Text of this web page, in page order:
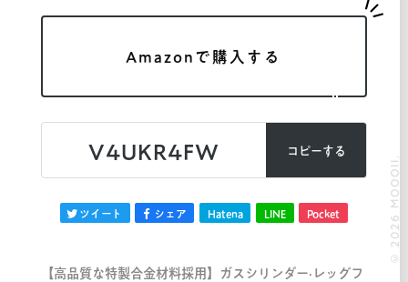
Amazonで購入する
V4UKR4FW コピーする
ツイート シェア Hatena LINE Pocket
【高品質な特製合金材料採用】ガスシリンダー·レッグフ
© 2026 MOOOII.